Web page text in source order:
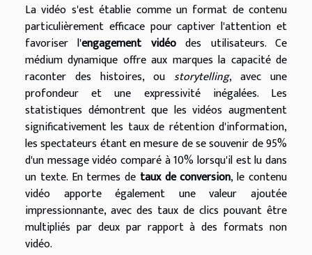
La vidéo s'est établie comme un format de contenu
particulièrement efficace pour captiver l'attention et
favoriser l'engagement vidéodes utilisateurs. Ce
médium dynamique offre aux marques la capacité de
raconter des histoires, ou storytelling, avec une
profondeur et une expressivité inégalées. Les
statistiques démontrent que les vidéos augmentent
significativement les taux de rétention d'information,
les spectateurs étant en mesure de se souvenir de 95%
d'un message vidéo comparé à 10% lorsqu'il est lu dans
un texte. En termes de taux de conversion, le contenu
vidéo apporte également une valeur ajoutée
impressionnante, avec des taux de clics pouvant être
multipliés par deux par rapport à des formats non
vidéo.